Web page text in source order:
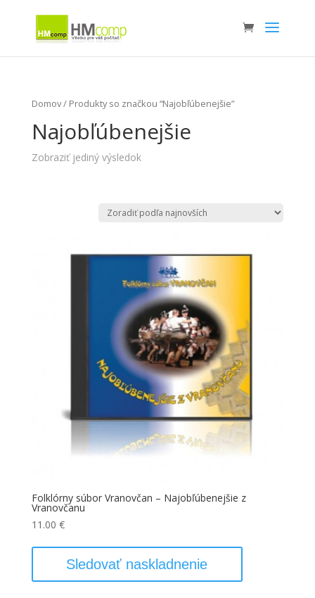
Domov/ Produkty so značkou “Najobľúbenejšie”
Najobľúbenejšie
Zobraziť jediný výsledok
Folklórny súbor Vranovčan – Najobľúbenejšie z
Vranovčanu
11.00 €
Sledovať naskladnenie